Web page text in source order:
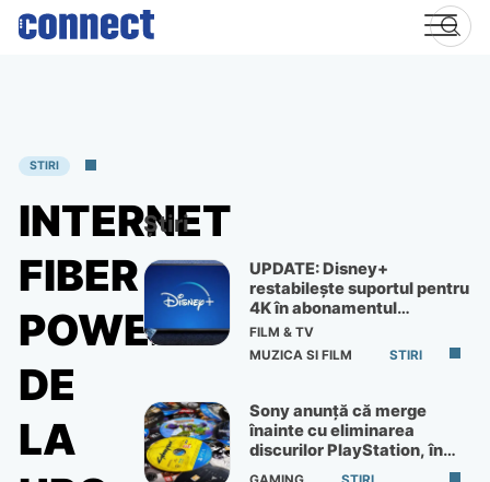
Skip
STIRI
INTERNET
FIBER
POWER
DE
LA
Știri
UPDATE: Disney+
restabilește suportul pentru
4K în abonamentul
Premium
FILM & TV
MUZICA SI FILM
STIRI
Sony anunță că merge
înainte cu eliminarea
discurilor PlayStation, în
ciuda protestelor